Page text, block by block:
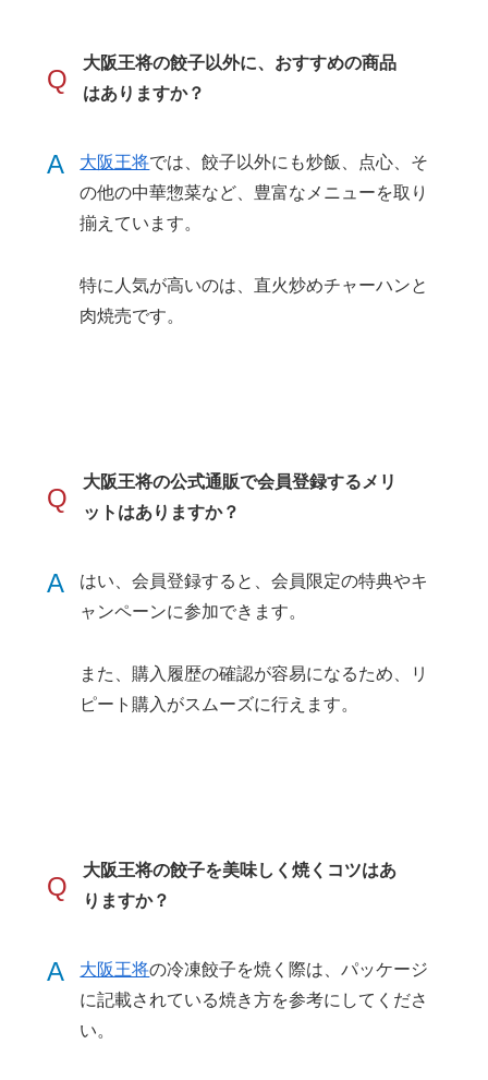
Q
大阪王将の餃子以外に、おすすめの商品
はありますか？
A 大阪王将では、餃子以外にも炒飯、点心、そ
の他の中華惣菜など、豊富なメニューを取り
揃えています。
特に人気が高いのは、直火炒めチャーハンと
肉焼売です。
Q
大阪王将の公式通販で会員登録するメリ
ットはありますか？
A
はい、会員登録すると、会員限定の特典やキ
ャンペーンに参加できます。
また、購入履歴の確認が容易になるため、リ
ピート購入がスムーズに行えます。
Q
大阪王将の餃子を美味しく焼くコツはあ
りますか？
A 大阪王将の冷凍餃子を焼く際は、パッケージ
に記載されている焼き方を参考にしてくださ
い。